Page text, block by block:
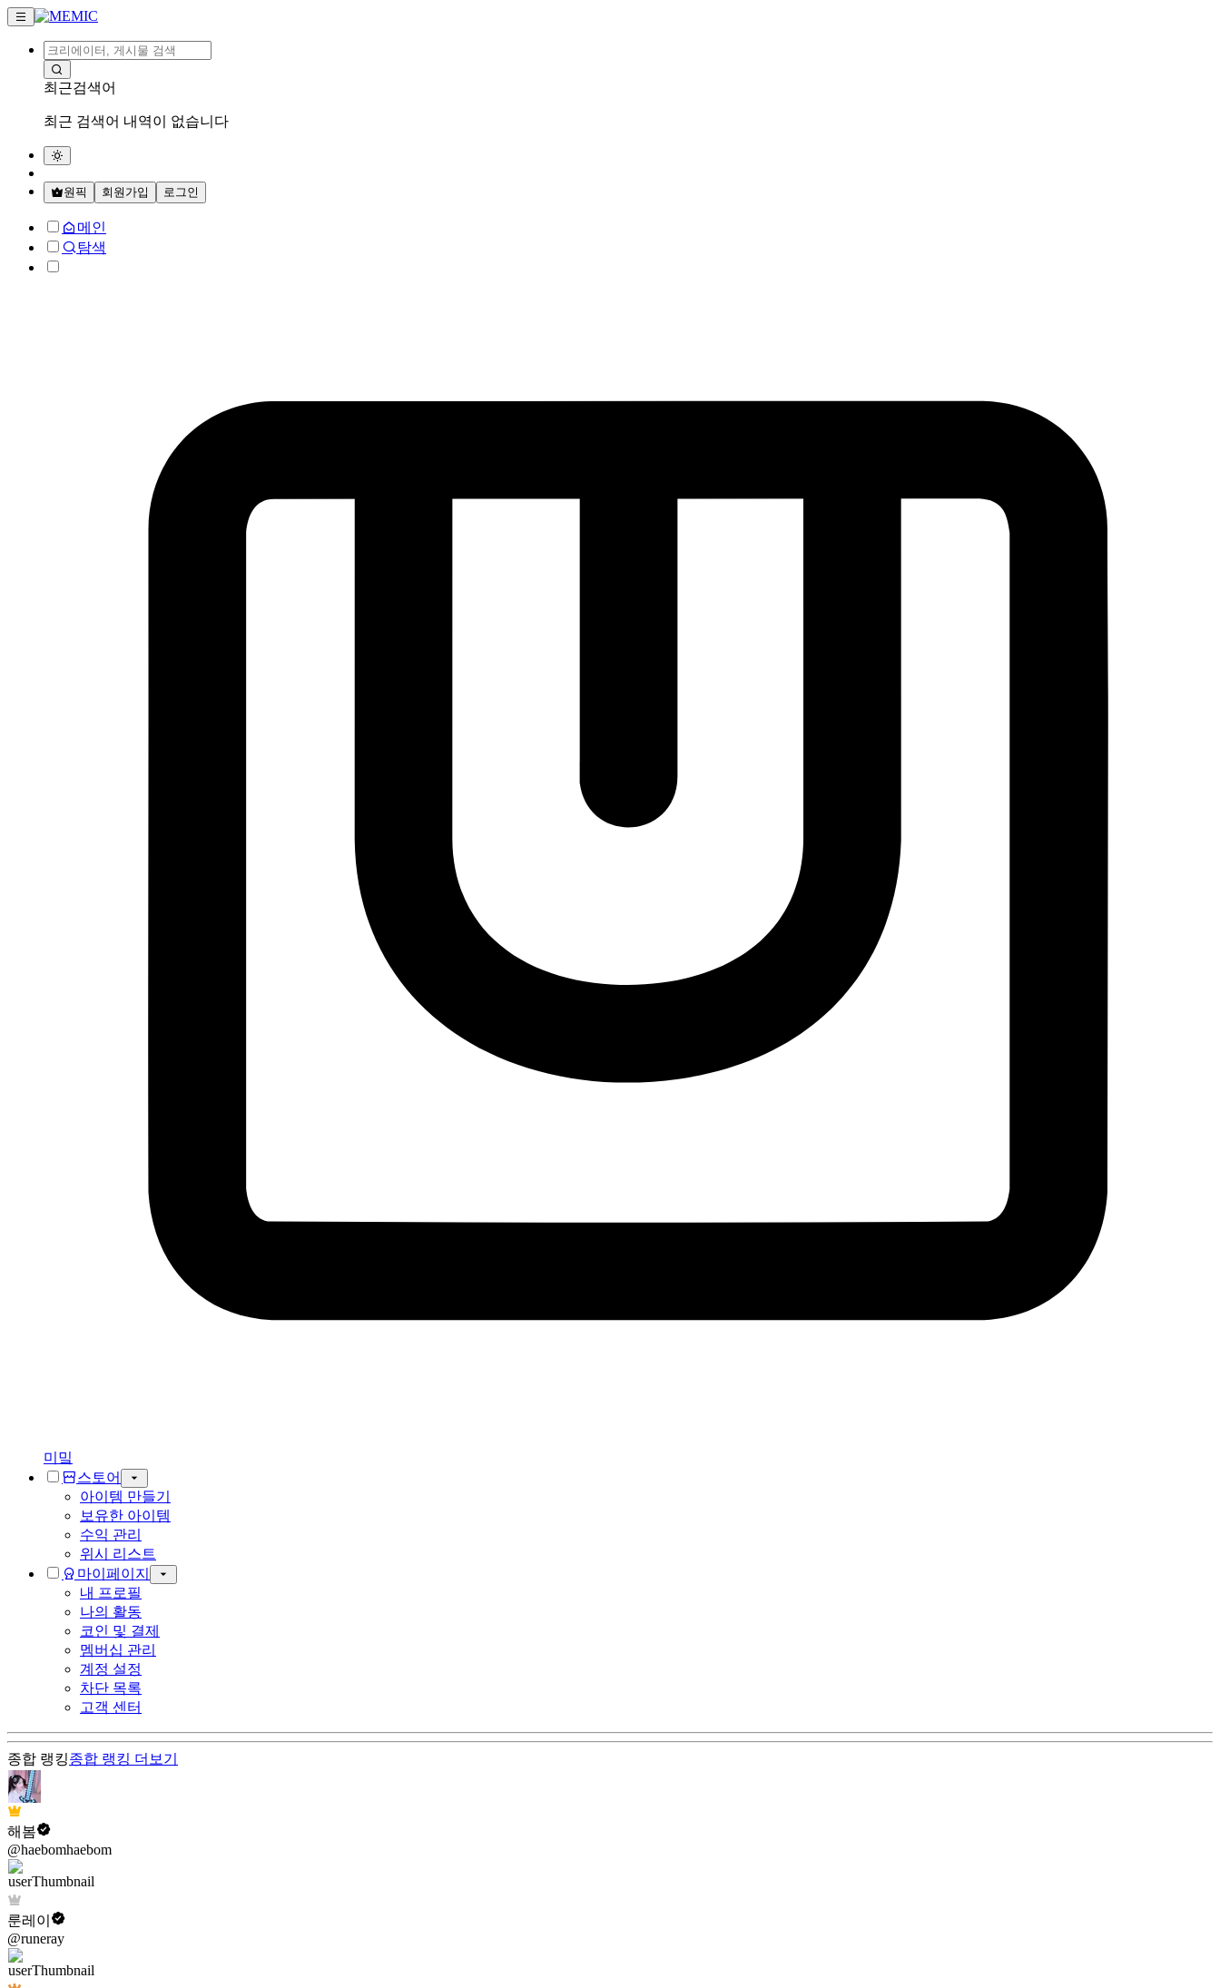
최근검색어
최근 검색어 내역이 없습니다
원픽 회원가입 로그인
메인
탐색
미밐
스토어
아이템 만들기
보유한 아이템
수익 관리
위시 리스트
마이페이지
내 프로필
나의 활동
코인 및 결제
멤버십 관리
계정 설정
차단 목록
고객 센터
종합 랭킹종합 랭킹 더보기
해봄
@haebomhaebom
룬레이
@runeray